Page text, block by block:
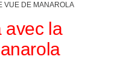
VUE DE MANAROLA
avec la